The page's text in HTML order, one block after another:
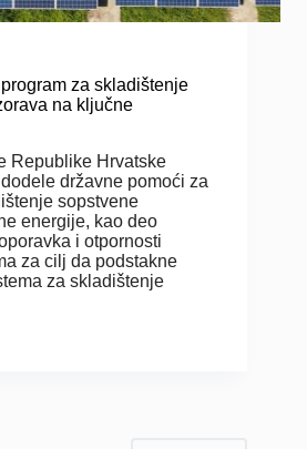
za skladištenje
na ključne
Republike Hrvatske
državne pomoći za
sopstvene
energije, kao deo
i otpornosti
za cilj da podstakne
za skladištenje